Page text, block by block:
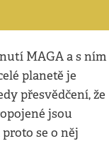
MAGA a s ním
planetě je
přesvědčení, že
jsou
se o něj